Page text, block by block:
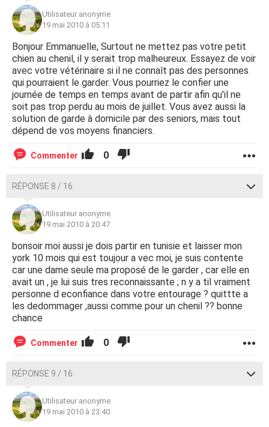
Utilisateur anonyme
19 mai 2010 à 05:11
Bonjour Emmanuelle, Surtout ne mettez pas votre petit
chien au chenil, il y serait trop malheureux. Essayez de voir
avec votre vétérinaire si il ne connaît pas des personnes
qui pourraient le garder. Vous pourriez le confier une
journée de temps en temps avant de partir afin qu'il ne
soit pas trop perdu au mois de juillet. Vous avez aussi la
solution de garde à domicile par des seniors, mais tout
dépend de vos moyens financiers.
Commenter 0
RÉPONSE 8 / 16
Utilisateur anonyme
19 mai 2010 à 20:47
bonsoir moi aussi je dois partir en tunisie et laisser mon
york 10 mois qui est toujour a vec moi, je suis contente
car une dame seule ma proposé de le garder , car elle en
avait un , je lui suis tres reconnaissante ; n y a til vraiment
personne d econfiance dans votre entourage ? quittte a
les dedommager ,aussi comme pour un chenil ?? bonne
chance
Commenter 0
RÉPONSE 9 / 16
Utilisateur anonyme
19 mai 2010 à 23:40